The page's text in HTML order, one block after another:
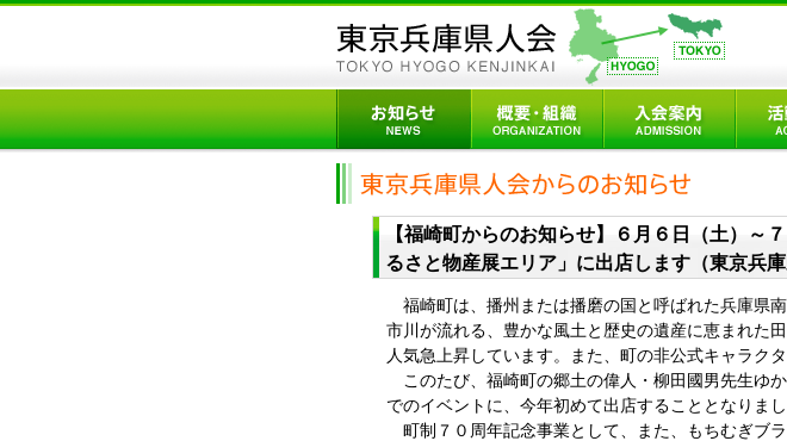
【福崎町からのお知らせ】６月６日（土）～
るさと物産展エリア」に出店します（東京兵
福崎町は、播州または播磨の国と呼ばれた兵庫県
市川が流れる、豊かな風土と歴史の遺産に恵まれた
人気急上昇しています。また、町の非公式キャラク
このたび、福崎町の郷土の偉人・柳田國男先生ゆ
でのイベントに、今年初めて出店することとなりまし
町制７０周年記念事業として、また、もちむぎブ